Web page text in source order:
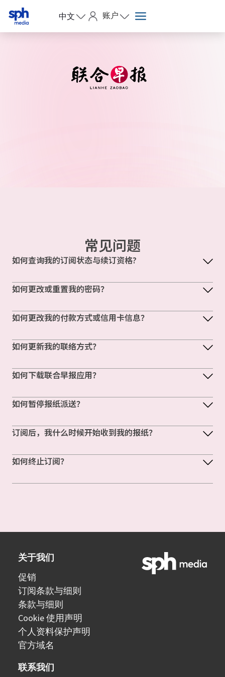
中文 账户
常见问题
如何查询我的订阅状态与续订资格?
如何更改或重置我的密码？
如何更改我的付款方式或信用卡信息？
如何更新我的联络方式？
如何下载联合早报应用？
如何暂停报纸派送？
订阅后，我什么时候开始收到我的报纸？
如何终止订阅？
关于我们
促销
订阅条款与细则
条款与细则
Cookie 使用声明
个人资料保护声明
官方域名
联系我们